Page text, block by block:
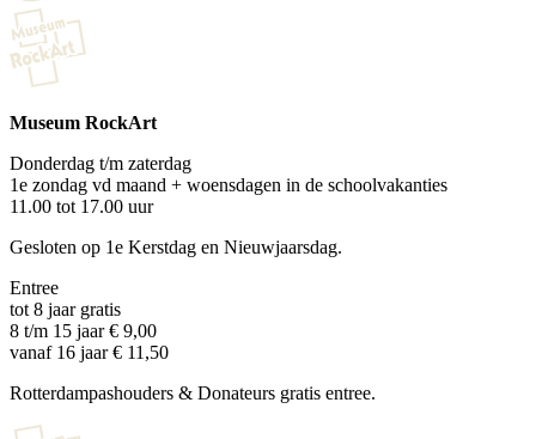
Museum RockArt
Donderdag t/m zaterdag
1e zondag vd maand + woensdagen in de schoolvakanties
11.00 tot 17.00 uur
Gesloten op 1e Kerstdag en Nieuwjaarsdag.
Entree
tot 8 jaar gratis
8 t/m 15 jaar € 9,00
vanaf 16 jaar € 11,50
Rotterdampashouders & Donateurs gratis entree.